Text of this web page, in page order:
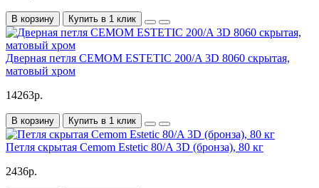
В корзину Купить в 1 клик
Дверная петля CEMOM ESTETIC 200/A 3D 8060 скрытая,
матовый хром
14263р.
В корзину Купить в 1 клик
Петля скрытая Cemom Estetic 80/A 3D (бронза), 80 кг
2436р.